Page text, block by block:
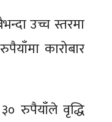
उच्च स्तरमा
कारोबार
रुपैयाँले वृद्धि